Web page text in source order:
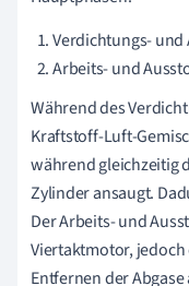
Verdichtungs-
Arbeits- und
Während des
Kraftstoff-Luft-
während gleichzeitig
Zylinder ansaugt.
Der Arbeits- und
Viertaktmotor,
Entfernen der